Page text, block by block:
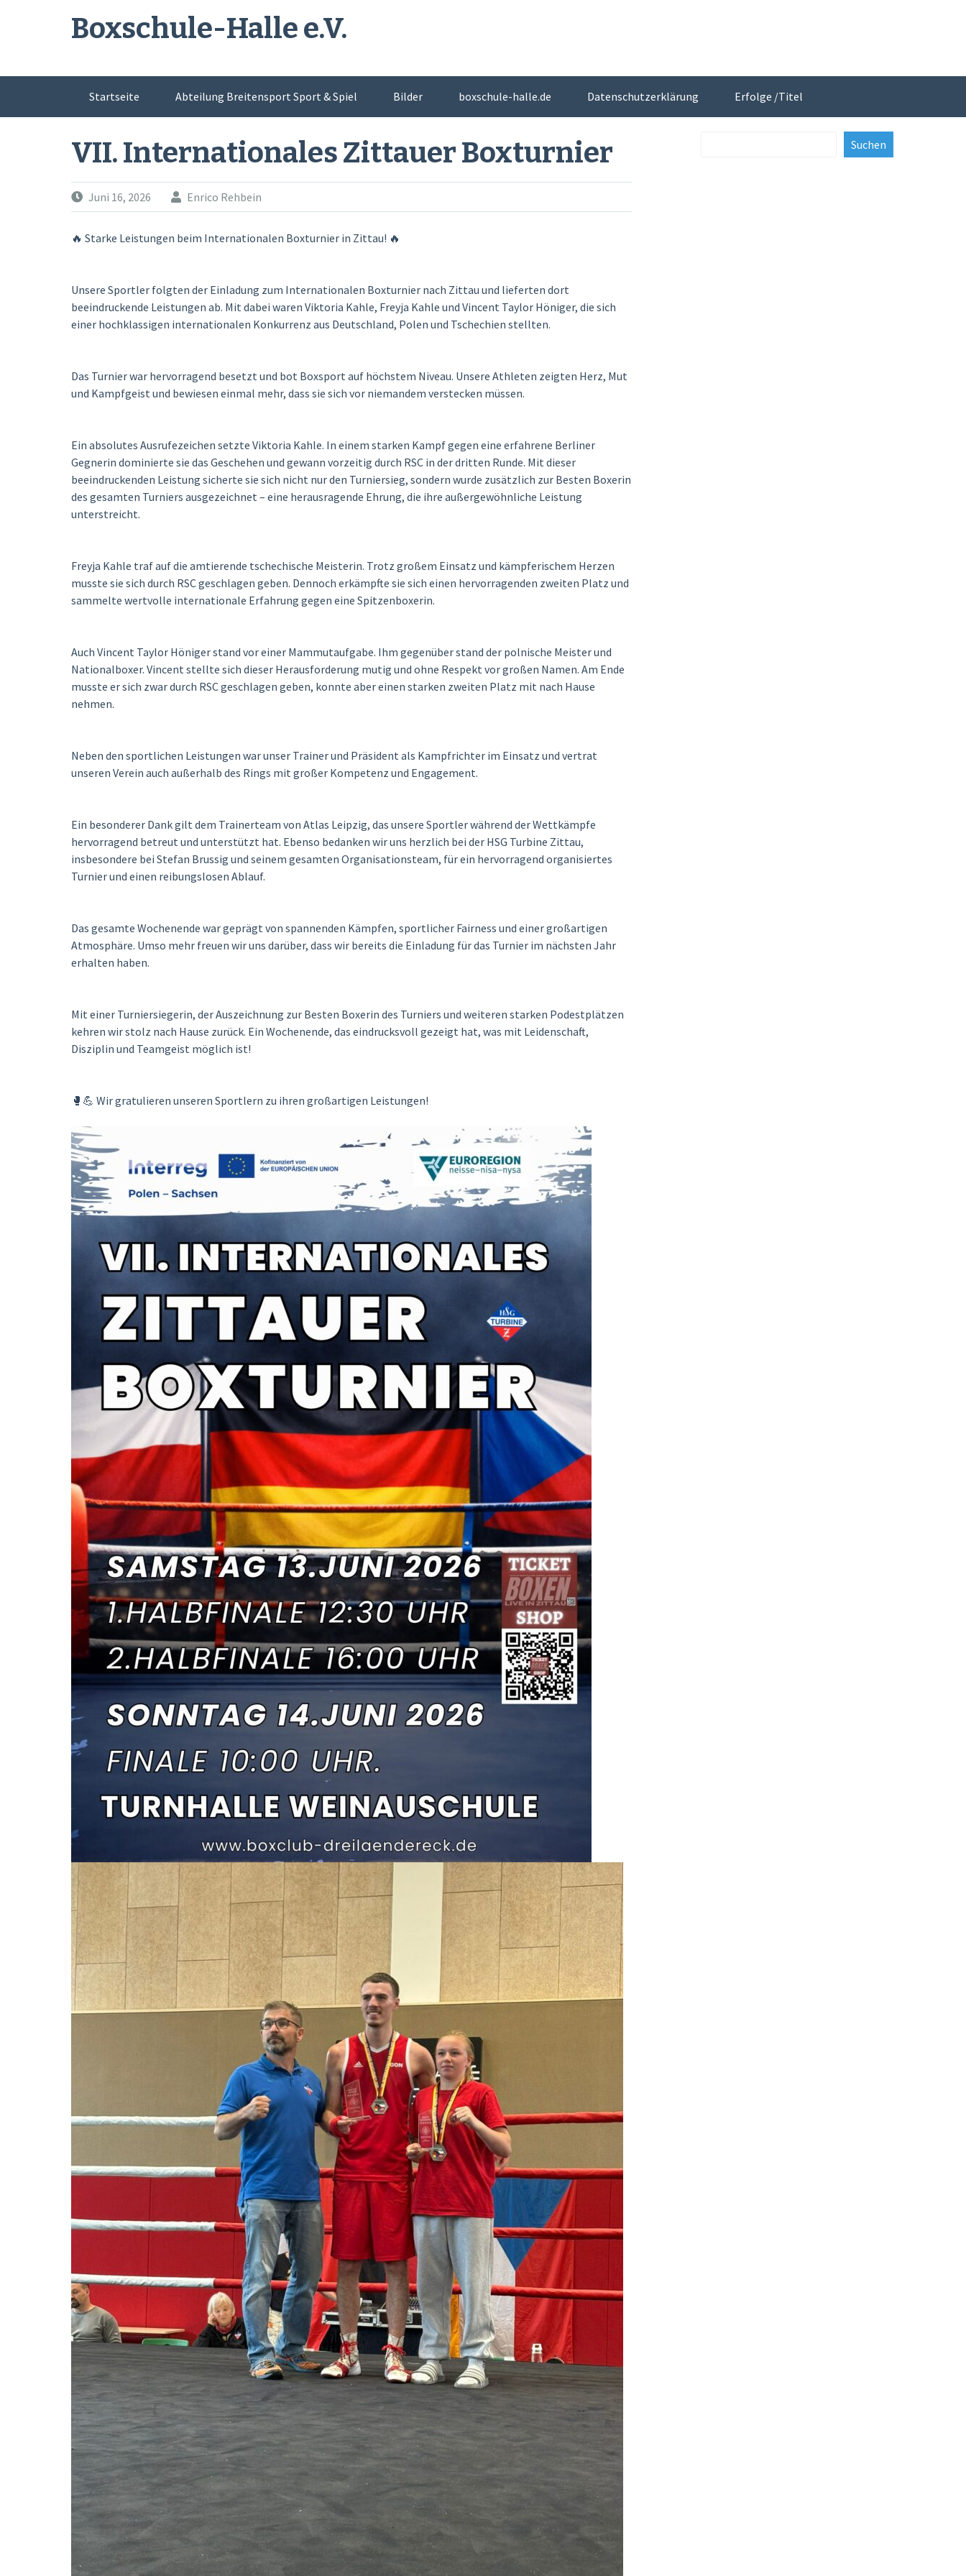
Boxschule-Halle e.V.
Startseite Abteilung Breitensport Sport & Spiel Bilder boxschule-halle.de Datenschutzerklärung Erfolge /Titel
Kinder Kontakt Veranstaltungen
Verein Vorstand /Trainer Wettkämpfe
VII. Internationales Zittauer Boxturnier
Juni 16, 2026 Enrico Rehbein
🔥 Starke Leistungen beim Internationalen Boxturnier in Zittau! 🔥
Unsere Sportler folgten der Einladung zum Internationalen Boxturnier nach Zittau und lieferten dort
beeindruckende Leistungen ab. Mit dabei waren Viktoria Kahle, Freyja Kahle und Vincent Taylor Höniger, die sich
einer hochklassigen internationalen Konkurrenz aus Deutschland, Polen und Tschechien stellten.
Das Turnier war hervorragend besetzt und bot Boxsport auf höchstem Niveau. Unsere Athleten zeigten Herz, Mut
und Kampfgeist und bewiesen einmal mehr, dass sie sich vor niemandem verstecken müssen.
Ein absolutes Ausrufezeichen setzte Viktoria Kahle. In einem starken Kampf gegen eine erfahrene Berliner
Gegnerin dominierte sie das Geschehen und gewann vorzeitig durch RSC in der dritten Runde. Mit dieser
beeindruckenden Leistung sicherte sie sich nicht nur den Turniersieg, sondern wurde zusätzlich zur Besten Boxerin
des gesamten Turniers ausgezeichnet – eine herausragende Ehrung, die ihre außergewöhnliche Leistung
unterstreicht.
Freyja Kahle traf auf die amtierende tschechische Meisterin. Trotz großem Einsatz und kämpferischem Herzen
musste sie sich durch RSC geschlagen geben. Dennoch erkämpfte sie sich einen hervorragenden zweiten Platz und
sammelte wertvolle internationale Erfahrung gegen eine Spitzenboxerin.
Auch Vincent Taylor Höniger stand vor einer Mammutaufgabe. Ihm gegenüber stand der polnische Meister und
Nationalboxer. Vincent stellte sich dieser Herausforderung mutig und ohne Respekt vor großen Namen. Am Ende
musste er sich zwar durch RSC geschlagen geben, konnte aber einen starken zweiten Platz mit nach Hause
nehmen.
Neben den sportlichen Leistungen war unser Trainer und Präsident als Kampfrichter im Einsatz und vertrat
unseren Verein auch außerhalb des Rings mit großer Kompetenz und Engagement.
Ein besonderer Dank gilt dem Trainerteam von Atlas Leipzig, das unsere Sportler während der Wettkämpfe
hervorragend betreut und unterstützt hat. Ebenso bedanken wir uns herzlich bei der HSG Turbine Zittau,
insbesondere bei Stefan Brussig und seinem gesamten Organisationsteam, für ein hervorragend organisiertes
Turnier und einen reibungslosen Ablauf.
Das gesamte Wochenende war geprägt von spannenden Kämpfen, sportlicher Fairness und einer großartigen
Atmosphäre. Umso mehr freuen wir uns darüber, dass wir bereits die Einladung für das Turnier im nächsten Jahr
erhalten haben.
Mit einer Turniersiegerin, der Auszeichnung zur Besten Boxerin des Turniers und weiteren starken Podestplätzen
kehren wir stolz nach Hause zurück. Ein Wochenende, das eindrucksvoll gezeigt hat, was mit Leidenschaft,
Disziplin und Teamgeist möglich ist!
🥊💪 Wir gratulieren unseren Sportlern zu ihren großartigen Leistungen!
Suchen